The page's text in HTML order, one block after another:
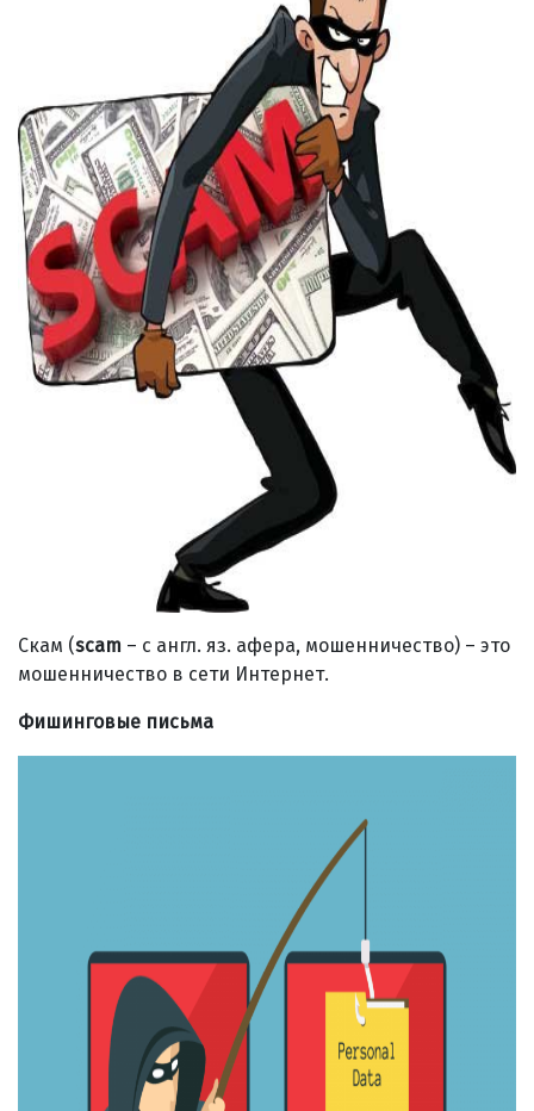
Скам (scam – c англ. яз. афера, мошенничество) – это
мошенничество в сети Интернет.
Фишинговые письма